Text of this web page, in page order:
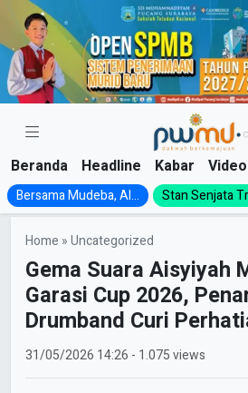
Skip
content
Beranda Headline Kabar Video
Bersama Mudeba, Al... Stan Senjata
Home »Uncategorized
Gema Suara Aisyiyah
Garasi Cup 2026,
Drumband Curi
31/05/2026 14:26 - 1.075 views